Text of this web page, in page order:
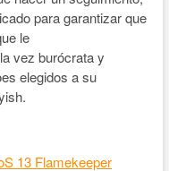
para garantizar que
le
vez burócrata y
elegidos a su